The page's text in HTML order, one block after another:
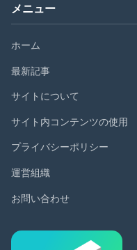
メニュー
ホーム
最新記事
サイトについて
サイト内コンテンツの使用
プライバシーポリシー
運営組織
お問い合わせ